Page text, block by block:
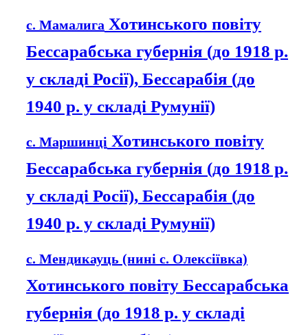
с. Мамалига Хотинського повіту
Бессарабська губернія (до 1918 р.
у складі Росії), Бессарабія (до
1940 р. у складі Румунії)
с. Маршинці Хотинського повіту
Бессарабська губернія (до 1918 р.
у складі Росії), Бессарабія (до
1940 р. у складі Румунії)
с. Мендикауць (нині с. Олексіївка)
Хотинського повіту Бессарабська
губернія (до 1918 р. у складі